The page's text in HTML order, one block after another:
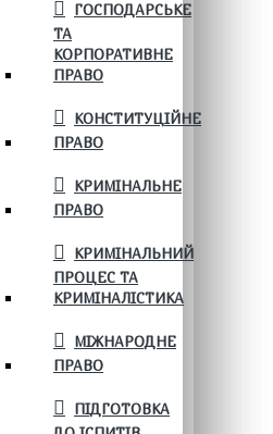
ГОСПОДАРСЬКЕ
ТА
КОРПОРАТИВНЕ
ПРАВО
КОНСТИТУЦІЙНЕ
ПРАВО
КРИМІНАЛЬНЕ
ПРАВО
КРИМІНАЛЬНИЙ
ПРОЦЕС ТА
КРИМІНАЛІСТИКА
МІЖНАРОДНЕ
ПРАВО
ПІДГОТОВКА